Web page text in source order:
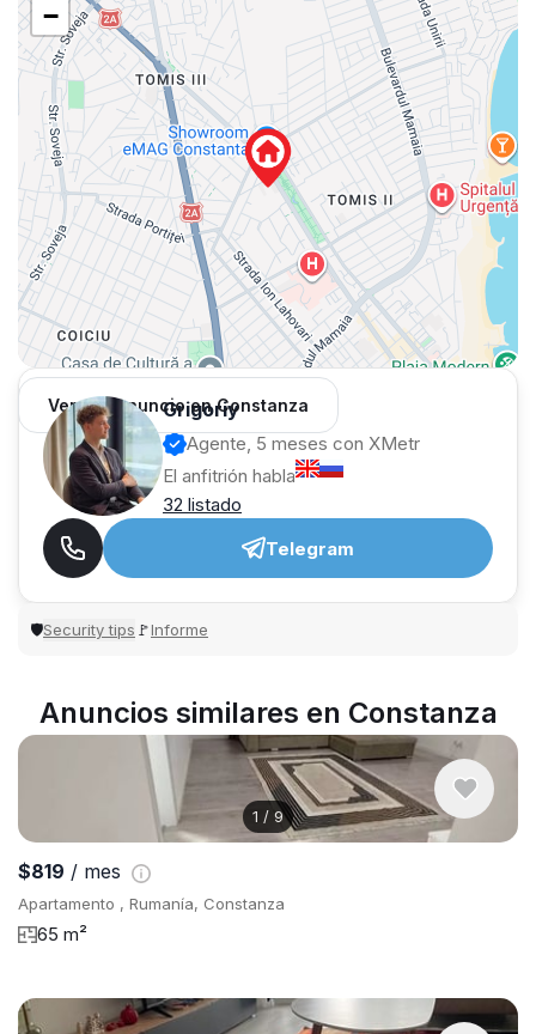
−
Ver 451 anuncio en Constanza
Grigoriy
Agente, 5 meses con XMetr
El anfitrión habla
32 listado
Telegram
🛡Security tips 🚩Informe
Anuncios similares en Constanza
1 / 9
$819 / mes
Apartamento , Rumanía, Constanza
65 m²